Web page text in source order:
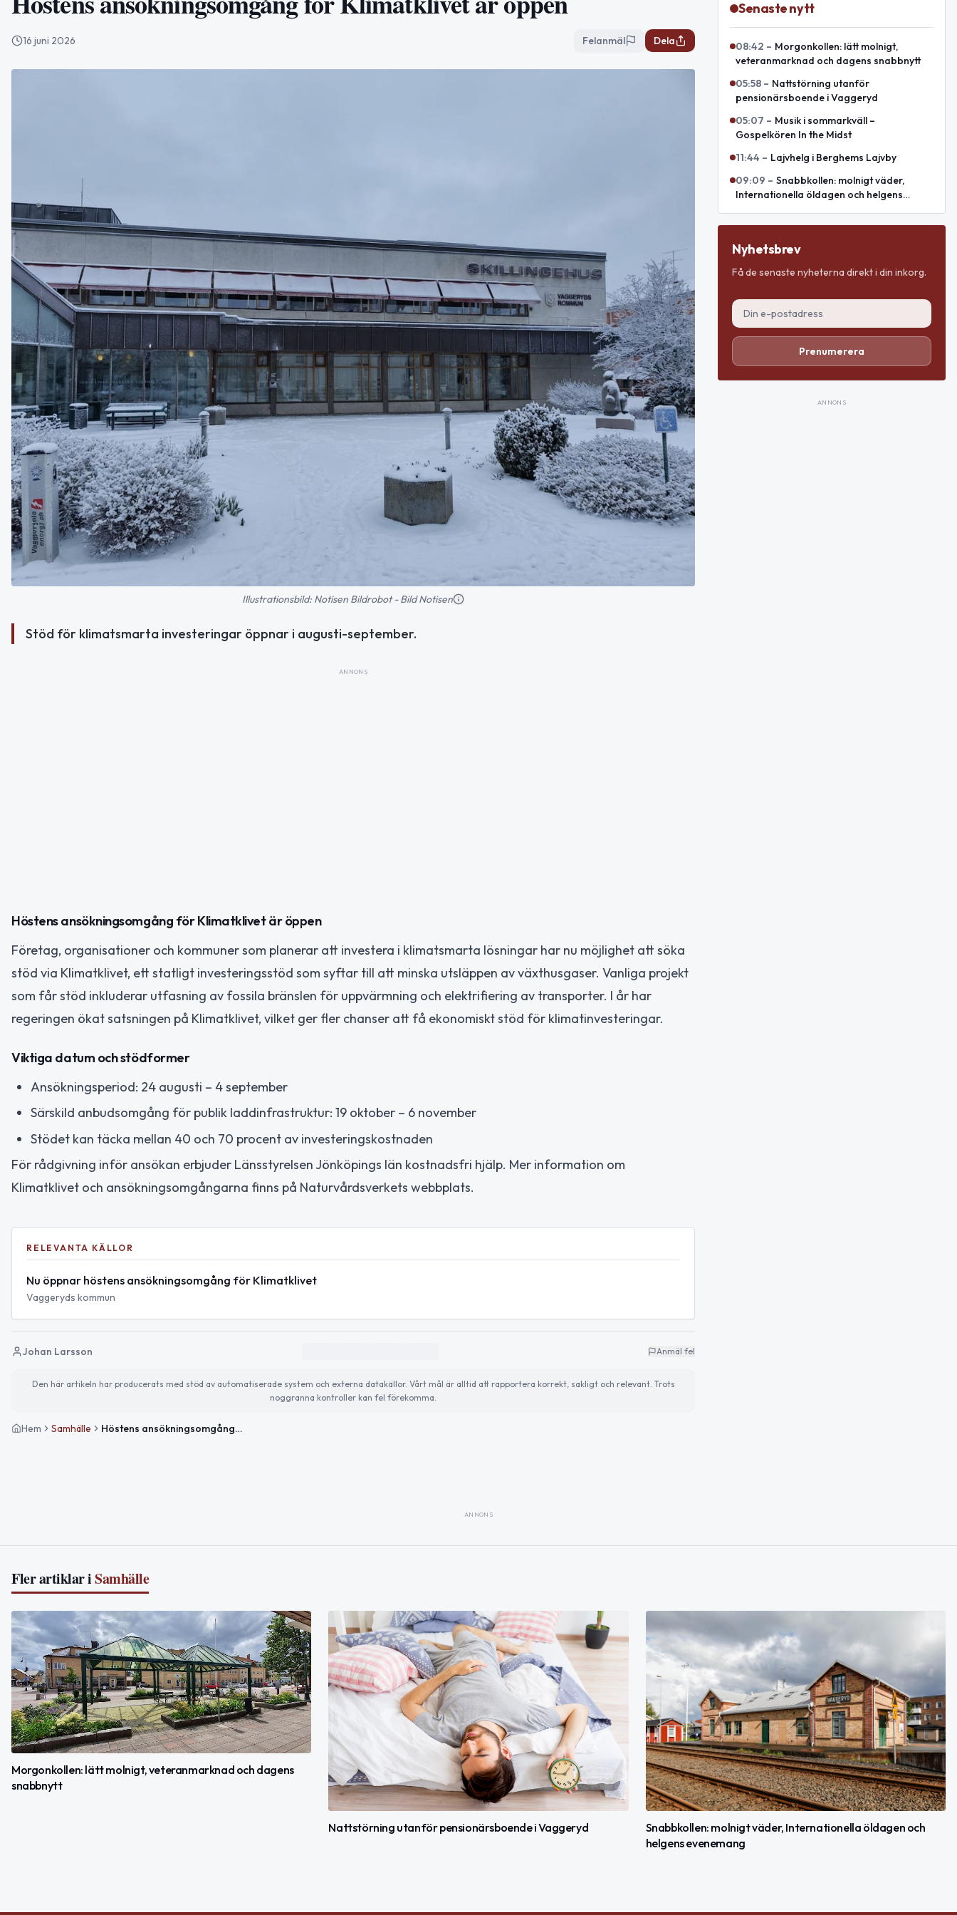
16 juni 2026 Felanmäl Dela
Illustrationsbild: Notisen Bildrobot - Bild Notisen
Stöd för klimatsmarta investeringar öppnar i augusti-september.
ANNONS
Höstens ansökningsomgång för Klimatklivet är öppen
Företag, organisationer och kommuner som planerar att investera i klimatsmarta lösningar har nu möjlighet att söka
stöd via Klimatklivet, ett statligt investeringsstöd som syftar till att minska utsläppen av växthusgaser. Vanliga projekt
som får stöd inkluderar utfasning av fossila bränslen för uppvärmning och elektrifiering av transporter. I år har
regeringen ökat satsningen på Klimatklivet, vilket ger fler chanser att få ekonomiskt stöd för klimatinvesteringar.
Viktiga datum och stödformer
Ansökningsperiod: 24 augusti – 4 september
Särskild anbudsomgång för publik laddinfrastruktur: 19 oktober – 6 november
Stödet kan täcka mellan 40 och 70 procent av investeringskostnaden
För rådgivning inför ansökan erbjuder Länsstyrelsen Jönköpings län kostnadsfri hjälp. Mer information om
Klimatklivet och ansökningsomgångarna finns på Naturvårdsverkets webbplats.
RELEVANTA KÄLLOR
Nu öppnar höstens ansökningsomgång för Klimatklivet
Vaggeryds kommun
Johan Larsson Anmäl fel
Den här artikeln har producerats med stöd av automatiserade system och externa datakällor. Vårt mål är alltid att rapportera korrekt, sakligt och relevant. Trots
noggranna kontroller kan fel förekomma.
Hem Samhälle Höstens ansökningsomgång för Klimatklivet är öppen
Senaste nytt
08:42 – Morgonkollen: lätt molnigt,
veteranmarknad och dagens snabbnytt
05:58 – Nattstörning utanför
pensionärsboende i Vaggeryd
05:07 – Musik i sommarkväll –
Gospelkören In the Midst
11:44 – Lajvhelg i Berghems Lajvby
09:09 – Snabbkollen: molnigt väder,
Internationella öldagen och helgens
Nyhetsbrev
Få de senaste nyheterna direkt i din inkorg.
Prenumerera
ANNONS
ANNONS
Fler artiklar iSamhälle
Morgonkollen: lätt molnigt, veteranmarknad och dagens
snabbnytt
Nattstörning utanför pensionärsboende i Vaggeryd
Snabbkollen: molnigt väder, Internationella öldagen och
helgens evenemang